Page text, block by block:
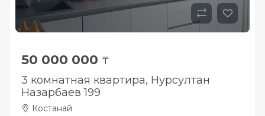
50 000 000 ₸
3 комнатная квартира, Нурсултан
Назарбаев 199
Костанай